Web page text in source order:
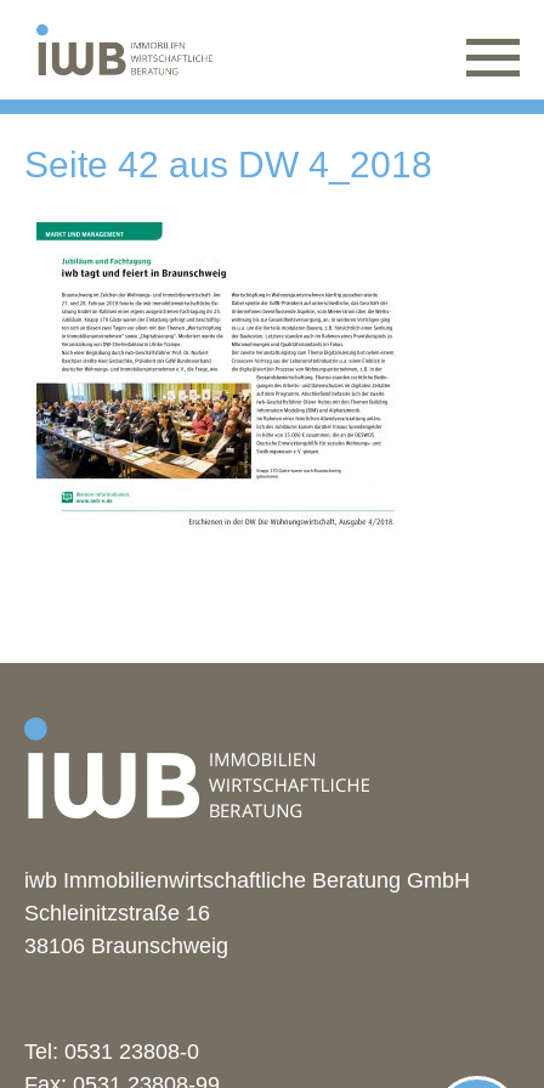
Seite 42 aus DW 4_2018
iwb Immobilienwirtschaftliche Beratung GmbH
Schleinitzstraße 16
38106 Braunschweig
Tel: 0531 23808-0